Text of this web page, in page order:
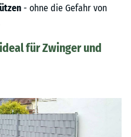
- ohne die Gefahr von
für Zwinger und